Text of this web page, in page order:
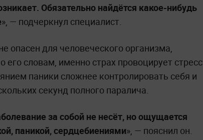
Обязательно найдётся какое-нибудь
», — подчеркнул специалист.
опасен для человеческого организма,
его словам, именно страх провоцирует стресс
паники сложнее контролировать себя и
секунд полного паралича.
за собой не несёт, но ощущается
паникой, сердцебиениями», — пояснил он.